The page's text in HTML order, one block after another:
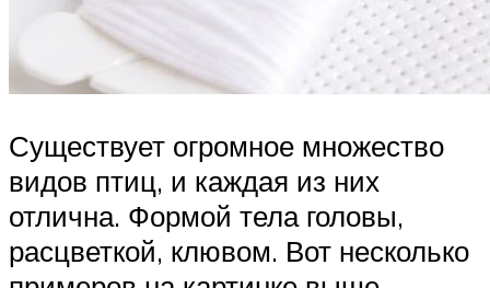
Существует огромное множество
видов птиц, и каждая из них
отлична. Формой тела головы,
расцветкой, клювом. Вот несколько